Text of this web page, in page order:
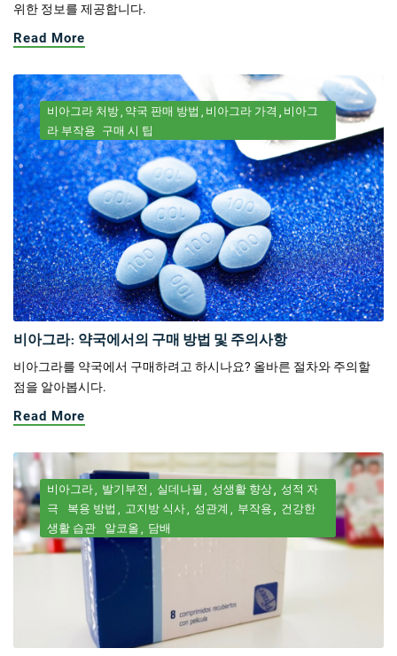
위한 정보를 제공합니다.
Read More
비아그라 처방 약국 판매 방법 비아그라 가격
비아그
라 부작용 구매 시 팁
비아그라: 약국에서의 구매 방법 및 주의사항
비아그라를 약국에서 구매하려고 하시나요? 올바른 절차와 주의할
점을 알아봅시다.
Read More
비아그라 발기부전 실데나필 성생활 향상
성적 자
극
복용 방법 고지방 식사 성관계 부작용
건강한
생활 습관
알코올 담배